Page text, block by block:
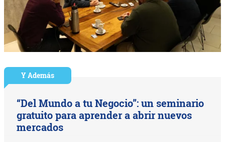
Y Además
“Del Mundo a tu Negocio”: un seminario
gratuito para aprender a abrir nuevos
mercados